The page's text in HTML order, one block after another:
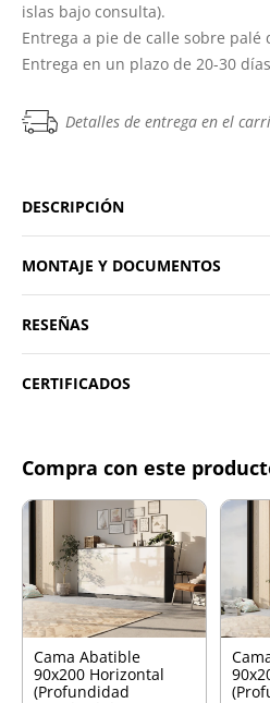
islas bajo consulta).
Entrega a pie de calle sobre palé
Entrega en un plazo de 20-30
Detalles de entrega en el
DESCRIPCIÓN
MONTAJE Y DOCUMENTOS
RESEÑAS
CERTIFICADOS
Compra con este
Cama Abatible
90x200 Horizontal
(Profundidad